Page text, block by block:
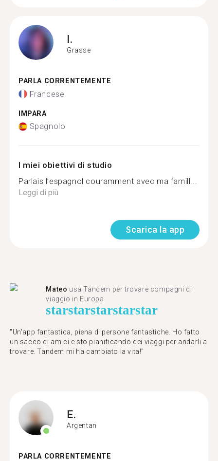
I.
Grasse
PARLA CORRENTEMENTE
Francese
IMPARA
Spagnolo
I miei obiettivi di studio
Parlais l’espagnol couramment avec ma famill...
Leggi di più
Scarica la app
Mateo usa Tandem per trovare compagni di
viaggio in Europa.
starstarstarstarstar
"Un'app fantastica, piena di persone fantastiche. Ho fatto
un sacco di amici e sto pianificando dei viaggi per andarli a
trovare. Tandem mi ha cambiato la vita!"
E.
Argentan
PARLA CORRENTEMENTE